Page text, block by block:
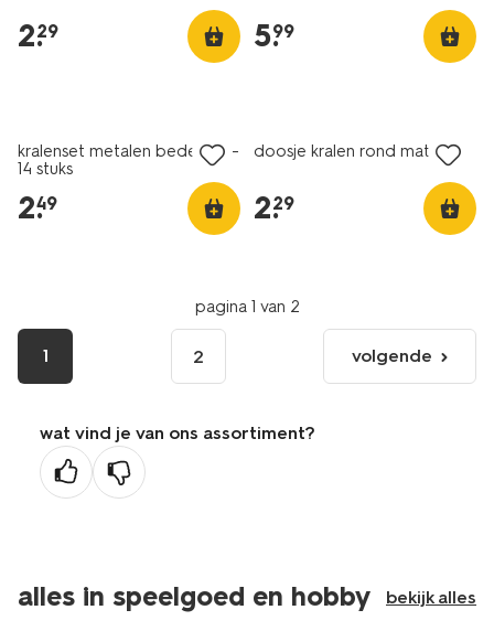
2.
29 5.
99
kralenset metalen bedeltjes -
14 stuks
2.
49
doosje kralen rond mat
2.
29
pagina 1 van 2
1 2
volgende
pagina
volgende
wat vind je van ons assortiment?
alles in speelgoed en hobby bekijk alles